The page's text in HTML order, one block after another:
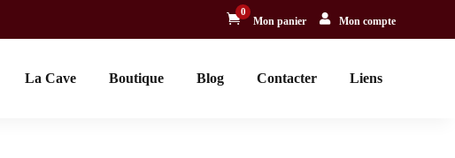

0
Mon panier  Mon compte
La Cave Boutique Blog Contacter Liens